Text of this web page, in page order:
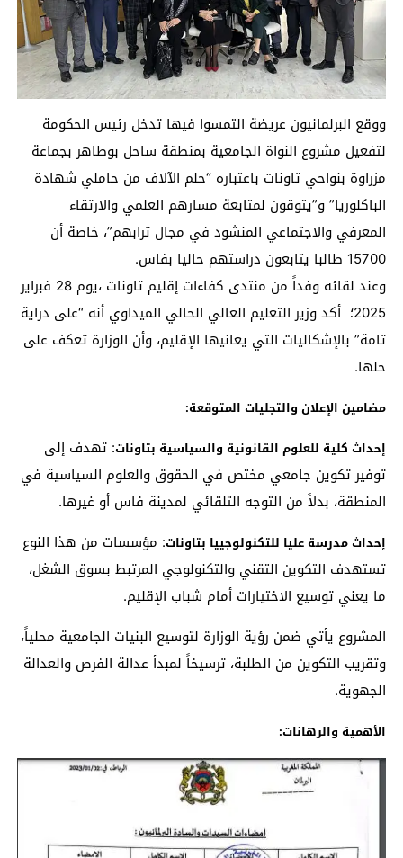
ووقع البرلمانيون عريضة التمسوا فيها تدخل رئيس الحكومة
لتفعيل مشروع النواة الجامعية بمنطقة ساحل بوطاهر بجماعة
مزراوة بنواحي تاونات باعتباره “حلم الآلاف من حاملي شهادة
الباكلوريا” و”يتوقون لمتابعة مسارهم العلمي والارتقاء
المعرفي والاجتماعي المنشود في مجال ترابهم”، خاصة أن
15700 طالبا يتابعون دراستهم حاليا بفاس.
وعند لقائه وفداً من منتدى كفاءات إقليم تاونات ،يوم 28 فبراير
2025؛ أكد وزير التعليم العالي الحالي الميداوي أنه “على دراية
تامة” بالإشكاليات التي يعانيها الإقليم، وأن الوزارة تعكف على
حلها.
مضامين الإعلان والتجليات المتوقعة:
إحداث كلية للعلوم القانونية والسياسية بتاونات: تهدف إلى
توفير تكوين جامعي مختص في الحقوق والعلوم السياسية في
المنطقة، بدلاً من التوجه التلقائي لمدينة فاس أو غيرها.
إحداث مدرسة عليا للتكنولوجييا بتاونات: مؤسسات من هذا النوع
تستهدف التكوين التقني والتكنولوجي المرتبط بسوق الشغل،
ما يعني توسيع الاختيارات أمام شباب الإقليم.
المشروع يأتي ضمن رؤية الوزارة لتوسيع البنيات الجامعية محلياً،
وتقريب التكوين من الطلبة، ترسيخاً لمبدأ عدالة الفرص والعدالة
الجهوية.
الأهمية والرهانات: